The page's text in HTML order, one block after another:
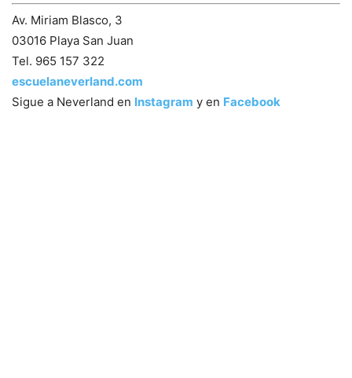
Av. Miriam Blasco, 3
03016 Playa San Juan
Tel. 965 157 322
escuelaneverland.com
Sigue a Neverland en Instagram y en Facebook